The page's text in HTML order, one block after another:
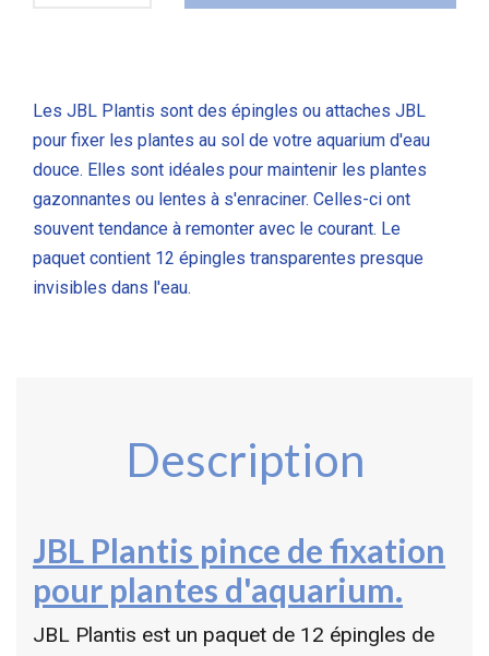
Les JBL Plantis sont des épingles ou attaches JBL
pour fixer les plantes au sol de votre aquarium d'eau
douce. Elles sont idéales pour maintenir les plantes
gazonnantes ou lentes à s'enraciner. Celles-ci ont
souvent tendance à remonter avec le courant. Le
paquet contient 12 épingles transparentes presque
invisibles dans l'eau.
Description
JBL Plantis pince de fixation
pour plantes d'aquarium.
JBL Plantis est un paquet de 12 épingles de